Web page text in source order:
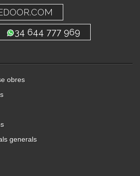
34 644 777 969
obres
generals